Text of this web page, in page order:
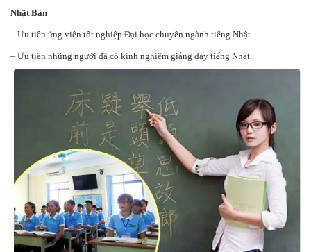
Nhật Bản
– Ưu tiên ứng viên tốt nghiệp Đại học chuyên ngành tiếng Nhật.
– Ưu tiên những người đã có kinh nghiệm giảng dạy tiếng Nhật.